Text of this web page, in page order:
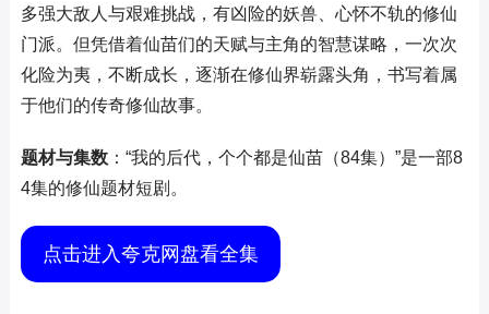
多强大敌人与艰难挑战，有凶险的妖兽、心怀不轨的修仙
门派。但凭借着仙苗们的天赋与主角的智慧谋略，一次次
化险为夷，不断成长，逐渐在修仙界崭露头角，书写着属
于他们的传奇修仙故事。
题材与集数：“我的后代，个个都是仙苗（84集）”是一部8
4集的修仙题材短剧。
点击进入夸克网盘看全集